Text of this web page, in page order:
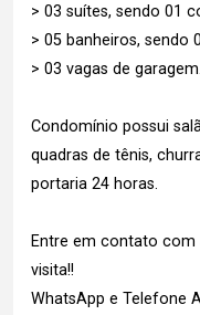
> 03 suítes, sendo 01
> 05 banheiros, sendo
> 03 vagas de garagem.
Condomínio possui
quadras de tênis,
portaria 24 horas.
Entre em contato com
visita!!
WhatsApp e Telefone